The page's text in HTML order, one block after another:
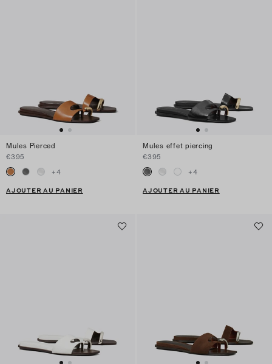
Mules Pierced
€395
+4
AJOUTER AU PANIER
Mules effet piercing
€395
+4
AJOUTER AU PANIER